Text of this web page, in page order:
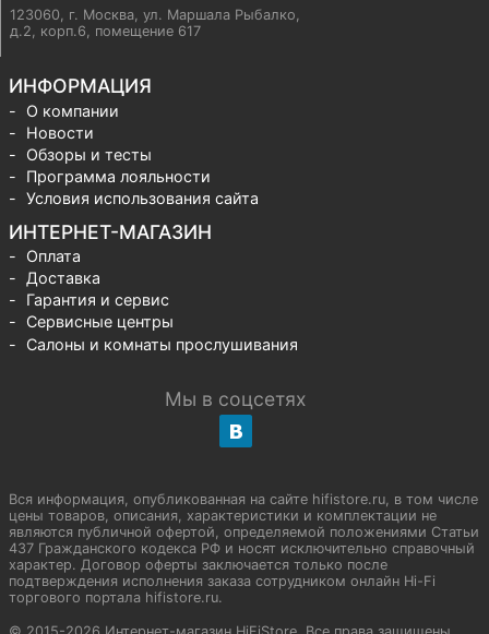
123060, г. Москва, ул. Маршала Рыбалко,
д.2, корп.6, помещение 617
ИНФОРМАЦИЯ
О компании
Новости
Обзоры и тесты
Программа лояльности
Условия использования сайта
ИНТЕРНЕТ-МАГАЗИН
Оплата
Доставка
Гарантия и сервис
Сервисные центры
Салоны и комнаты прослушивания
Мы в соцсетях
Вся информация, опубликованная на сайте hifistore.ru, в том числе
цены товаров, описания, характеристики и комплектации не
являются публичной офертой, определяемой положениями Статьи
437 Гражданского кодекса РФ и носят исключительно справочный
характер. Договор оферты заключается только после
подтверждения исполнения заказа сотрудником онлайн Hi-Fi
торгового портала hifistore.ru.